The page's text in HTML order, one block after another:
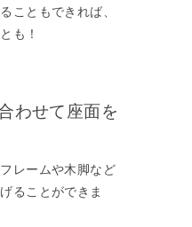
こともできれば、
も！
わせて座面を
レームや木脚など
ることができま